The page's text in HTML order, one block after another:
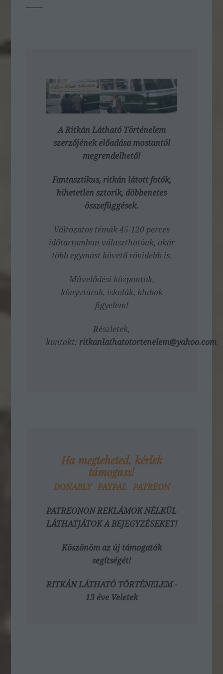
A Ritkán Látható Történelem
szerzőjének előadása mostantól
megrendelhető!
Fantasztikus, ritkán látott fotók,
hihetetlen sztorik, döbbenetes
összefüggések.
Változatos témák 45-120 perces
időtartamban választhatóak, akár
több egymást követő rövidebb is.
Művelődési központok,
könyvtárak, iskolák, klubok
figyelem!
Részletek,
kontakt: ritkanlathatotortenelem@yahoo.com
Ha megteheted, kérlek
támogass!
DONABLY PAYPAL PATREON
PATREONON REKLÁMOK NÉLKÜL
LÁTHATJÁTOK A BEJEGYZÉSEKET!
Köszönöm az új támogatók
segítségét!
RITKÁN LÁTHATÓ TÖRTÉNELEM -
13 éve Veletek